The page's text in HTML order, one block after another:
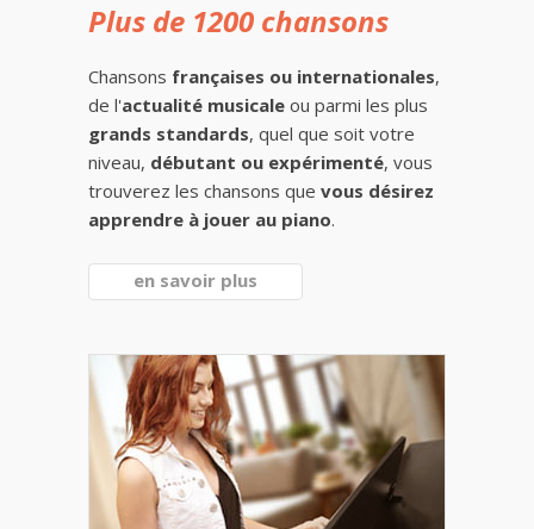
Plus de 1200 chansons
Chansons françaises ou internationales,
de l'actualité musicale ou parmi les plus
grands standards, quel que soit votre
niveau, débutant ou expérimenté, vous
trouverez les chansons que vous désirez
apprendre à jouer au piano.
en savoir plus